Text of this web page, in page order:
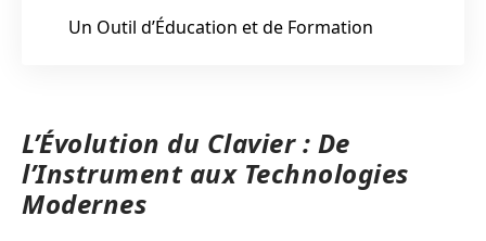
Un Outil d’Éducation et de Formation
L’Évolution du Clavier : De
l’Instrument aux Technologies
Modernes